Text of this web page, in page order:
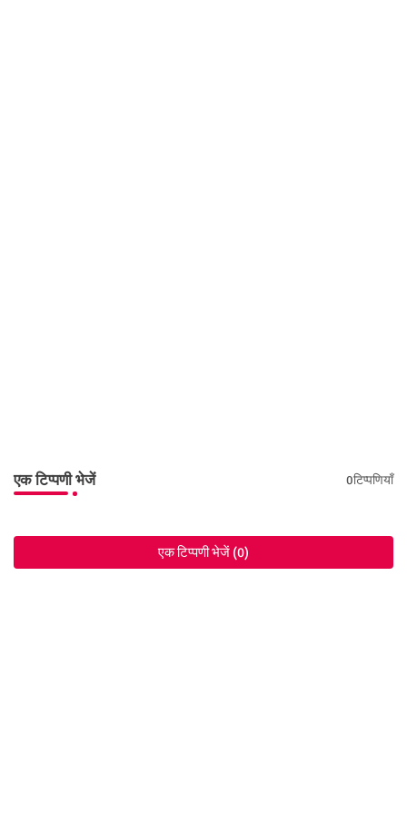
एक टिप्पणी भेजें 0टिप्पणियाँ
एक टिप्पणी भेजें (0)